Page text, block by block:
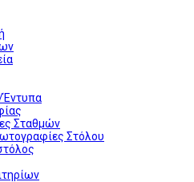
Έντυπα
Σταθμών
Στόλου